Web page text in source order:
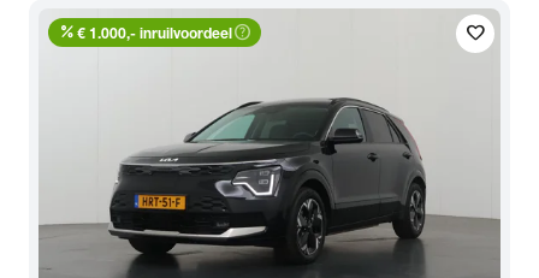
favorite
percent € 1.000,- inruilvoordeelhelp_outline